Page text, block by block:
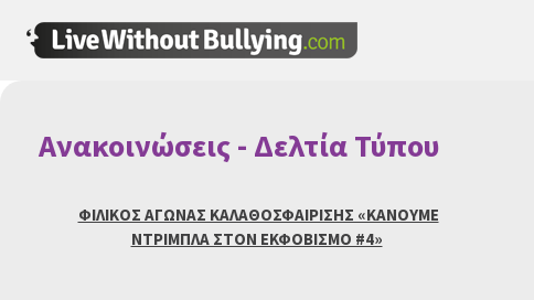
Ανακοινώσεις - Δελτία Τύπου
ΦΙΛΙΚΟΣ ΑΓΩΝΑΣ ΚΑΛΑΘΟΣΦΑΙΡΙΣΗΣ «ΚΑΝΟΥΜΕ
ΝΤΡΙΜΠΛΑ ΣΤΟΝ ΕΚΦΟΒΙΣΜΟ #4»